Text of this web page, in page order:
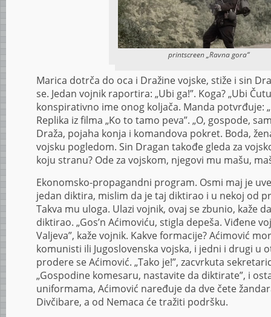
printscreen „Ravna gora“
Marica dotrča do oca i Dražine vojske, stiže i sin
se. Jedan vojnik raportira: „Ubi ga!”. Koga? „Ubi
konspirativno ime onog koljača. Manda potvrđuje:
Replika iz filma „Ko to tamo peva”. „O, gospode,
Draža, pojaha konja i komandova pokret. Boda,
vojsku pogledom. Sin Dragan takođe gleda za
koju stranu? Ode za vojskom, njegovi mu mašu,
Ekonomsko-propagandni program. Osmi maj je
jedan diktira, mislim da je taj diktirao i u nekoj od
Takva mu uloga. Ulazi vojnik, ovaj se zbunio, kaže
diktirao. „Gos’n Aćimoviću, stigla depeša. Viđene
Valjeva”, kaže vojnik. Kakve formacije? Aćimović
komunisti ili Jugoslovenska vojska, i jedni i drugi u
prodere se Aćimović. „Tako je!”, zacvrkuta
„Gospodine komesaru, nastavite da diktirate”, i
uniformama, Aćimović naređuje da dve čete
Divčibare, a od Nemaca će tražiti podršku.